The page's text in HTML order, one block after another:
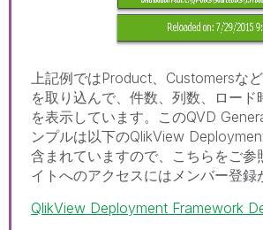
上記例ではProduct、Customersな
を取り込んで、件数、列数、ロード
を表示しています。このQVD
ンプルは以下のQlikView
含まれていますので、こちらをご参
イトへのアクセスにはメンバー登録
QlikView Deployment Framework